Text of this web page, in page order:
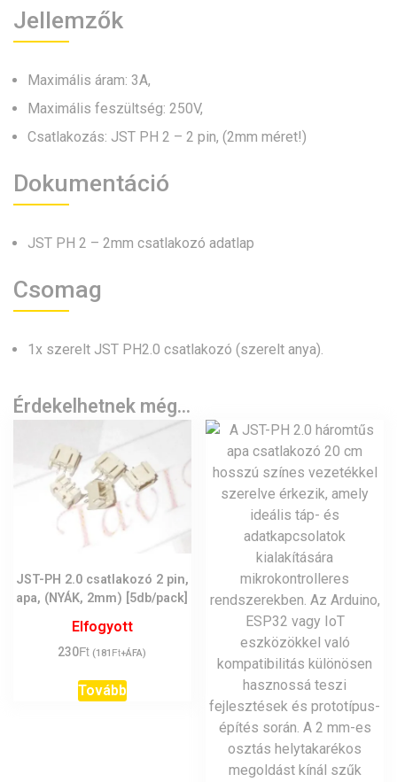
Jellemzők
Maximális áram: 3A,
Maximális feszültség: 250V,
Csatlakozás: JST PH 2 – 2 pin, (2mm méret!)
Dokumentáció
JST PH 2 – 2mm csatlakozó adatlap
Csomag
1x szerelt JST PH2.0 csatlakozó (szerelt anya).
Érdekelhetnek még…
JST-PH 2.0 csatlakozó 2 pin,
apa, (NYÁK, 2mm) [5db/pack]
Elfogyott
230Ft (181 Ft+ÁFA)
Tovább